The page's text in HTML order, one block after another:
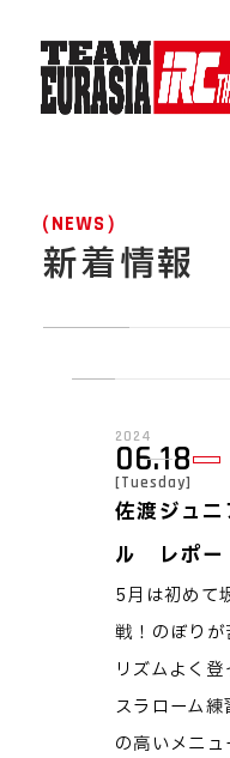
NEWS
新着情報
2024
06.18
[Tuesday]
佐渡ジュ
ル レポー
5月は初めて
戦！のぼり
リズムよく
スラローム
の高いメニ